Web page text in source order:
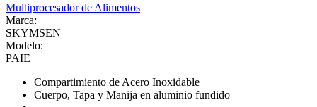
Multiprocesador de Alimentos
Marca:
SKYMSEN
Modelo:
PAIE
Compartimiento de Acero Inoxidable
Cuerpo, Tapa y Manija en aluminio fundido